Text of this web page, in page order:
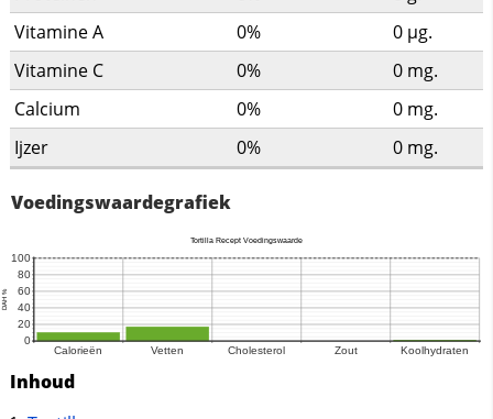
Vitamine A
0% 0 µg.
Vitamine C
0% 0 mg.
Calcium
0% 0 mg.
Ijzer
0% 0 mg.
Voedingswaardegrafiek
Inhoud